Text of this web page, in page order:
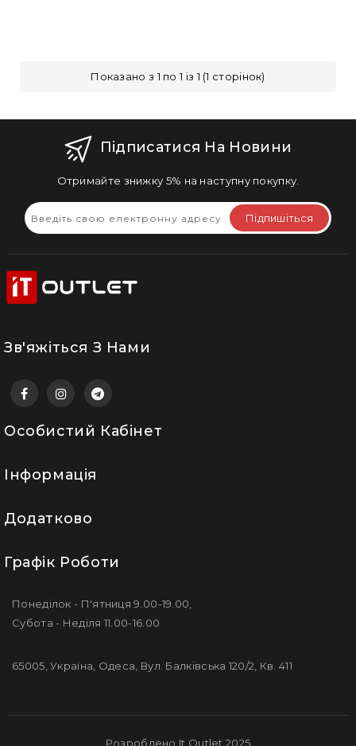
Показано з 1 по 1 із 1 (1 сторінок)
Підписатися На Новини
Отримайте знижку 5% на наступну покупку.
Підпишіться
Зв'яжіться З Нами
Особистий Кабінет
Інформація
Додатково
Графік Роботи
Понеділок - П'ятниця 9.00-19.00,
Субота - Неділя 11.00-16.00
65005, Україна, Одеса, Вул. Балківська 120/2, Кв. 411
Розроблено It Outlet 2025